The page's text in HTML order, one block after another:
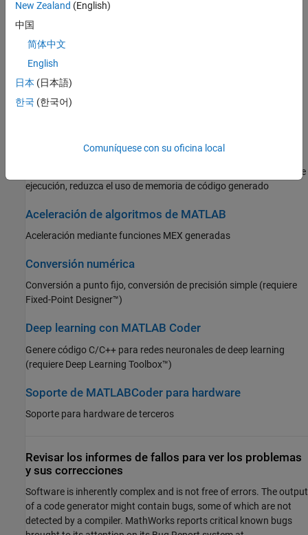
definición de datos
Generación de código C/C++ y MEX, corrección de errores,
verificación del comportamiento
Despliegue
Rendimiento
Reduzca el tiempo de generación de código, mejore la velocidad de
ejecución, reduzca el uso de memoria de código generado
Aceleración de algoritmos de MATLAB
Aceleración mediante funciones MEX generadas
Conversión numérica
Conversión a punto fijo, conversión de precisión simple (requiere
Fixed-Point Designer™)
Deep learning con MATLAB Coder
Genere código C/C++ para redes neuronales de deep learning
(requiere Deep Learning Toolbox™)
Soporte de MATLABCoder para hardware
Soporte para hardware de terceros
Revisar los informes de fallos para ver los problemas
y sus correcciones
Software is inherently complex and is not free of errors. The output
of a code generator might contain bugs, some of which are not
detected by a compiler. MathWorks reports critical known bugs
New Zealand (English)
中国
简体中文
English
日本 (日本語)
한국 (한국어)
Comuníquese con su oficina local